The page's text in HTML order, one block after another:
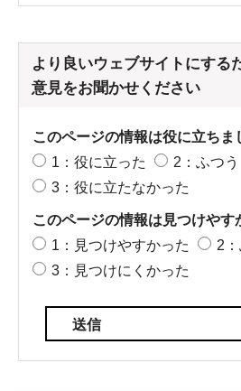
より良いウェブサイトにする
意見をお聞かせください
このページの情報は役に立ちま
1：役に立った
2：ふつう
3：役に立たなかった
このページの情報は見つけやす
1：見つけやすかった
2
3：見つけにくかった